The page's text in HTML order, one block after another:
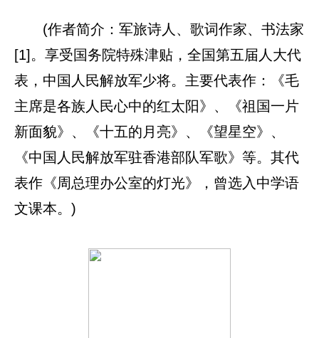
(作者简介：军旅诗人、歌词作家、书法家
[1]。享受国务院特殊津贴，全国第五届人大代
表，中国人民解放军少将。主要代表作：《毛
主席是各族人民心中的红太阳》、《祖国一片
新面貌》、《十五的月亮》、《望星空》、
《中国人民解放军驻香港部队军歌》等。其代
表作《周总理办公室的灯光》，曾选入中学语
文课本。)